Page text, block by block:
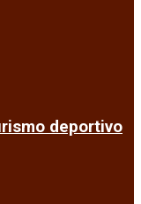
deportivo